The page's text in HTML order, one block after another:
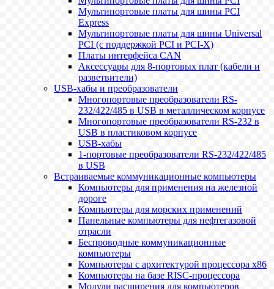
Мультипортовые платы для шины PCI
Express
Мультипортовые платы для шины Universal
PCI (с поддержкой PCI и PCI-X)
Платы интерфейса CAN
Аксессуары для 8-портовых плат (кабели и
разветвители)
USB-хабы и преобразователи
Многопортовые преобразователи RS-
232/422/485 в USB в металлическом корпусе
Многопортовые преобразователи RS-232 в
USB в пластиковом корпусе
USB-хабы
1-портовые преобразователи RS-232/422/485
в USB
Встраиваемые коммуникационные компьютеры
Компьютеры для применения на железной
дороге
Компьютеры для морских применений
Панельные компьютеры для нефтегазовой
отрасли
Беспроводные коммуникационные
компьютеры
Компьютеры с архитектурой процессора x86
Компьютеры на базе RISC-процессора
Модули расширения для компьютеров